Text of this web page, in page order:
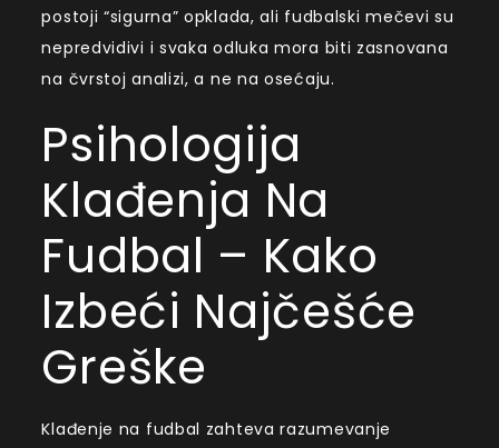
postoji “sigurna” opklada, ali fudbalski mečevi su
nepredvidivi i svaka odluka mora biti zasnovana
na čvrstoj analizi, a ne na osećaju.
Psihologija
Klađenja Na
Fudbal – Kako
Izbeći Najčešće
Greške
Klađenje na fudbal zahteva razumevanje